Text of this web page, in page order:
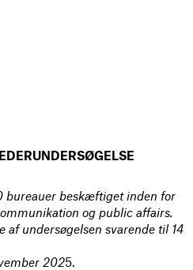
bureauer beskæftiget inden for
og public affairs.
af undersøgelsen svarende til 14
2025.